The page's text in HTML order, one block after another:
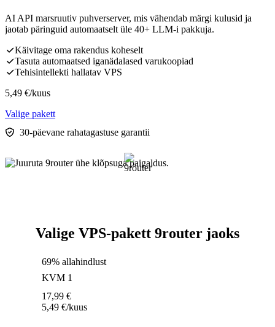
AI API marsruutiv puhverserver, mis vähendab märgi kulusid ja
jaotab päringuid automaatselt üle 40+ LLM-i pakkuja.
Käivitage oma rakendus koheselt
Tasuta automaatsed iganädalased varukoopiad
Tehisintellekti hallatav VPS
5,49 €/kuus
Valige pakett
30-päevane rahatagastuse garantii
Valige VPS-pakett 9router jaoks
69% allahindlust
KVM 1
17,99 €
5,49 €/kuus